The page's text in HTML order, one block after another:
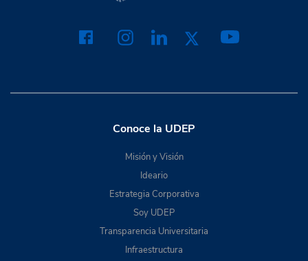
Conoce la UDEP
Misión y Visión
Ideario
Estrategia Corporativa
Soy UDEP
Transparencia Universitaria
Infraestructura